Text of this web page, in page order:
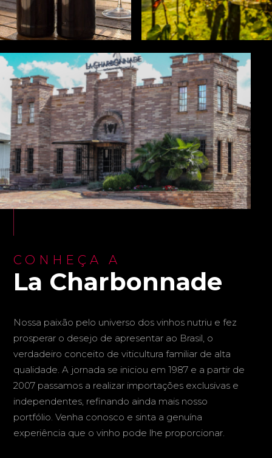
CONHEÇA A
La Charbonnade
Nossa paixão pelo universo dos vinhos nutriu e fez
prosperar o desejo de apresentar ao Brasil, o
verdadeiro conceito de viticultura familiar de alta
qualidade. A jornada se iniciou em 1987 e a partir de
2007 passamos a realizar importações exclusivas e
independentes, refinando ainda mais nosso
portfólio. Venha conosco e sinta a genuína
experiência que o vinho pode lhe proporcionar.